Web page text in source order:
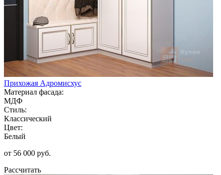
Прихожая Адромисхус
Материал фасада:
МДФ
Стиль:
Классический
Цвет:
Белый
от 56 000 руб.
Рассчитать